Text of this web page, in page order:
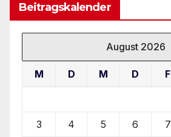
Beitragskalender
August 2026
M D M D F
3 4 5 6 7